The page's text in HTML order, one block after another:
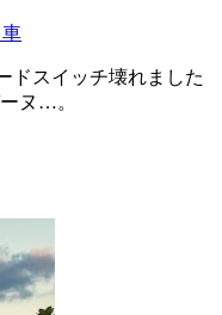
ドスイッチ壊れました
ヌ…。